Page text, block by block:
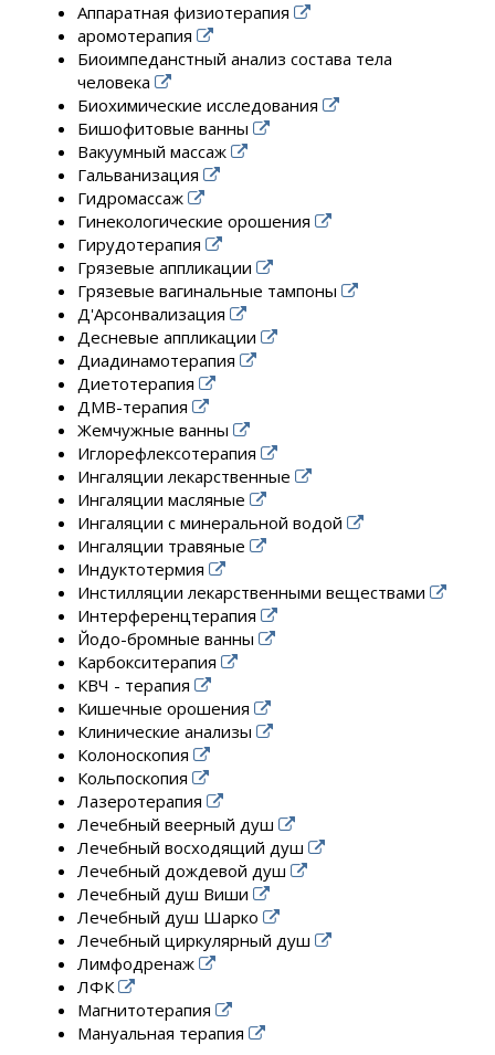
Аппаратная физиотерапия
аромотерапия
Биоимпеданстный анализ состава тела
человека
Биохимические исследования
Бишофитовые ванны
Вакуумный массаж
Гальванизация
Гидромассаж
Гинекологические орошения
Гирудотерапия
Грязевые аппликации
Грязевые вагинальные тампоны
Д'Арсонвализация
Десневые аппликации
Диадинамотерапия
Диетотерапия
ДМВ-терапия
Жемчужные ванны
Иглорефлексотерапия
Ингаляции лекарственные
Ингаляции масляные
Ингаляции с минеральной водой
Ингаляции травяные
Индуктотермия
Инстилляции лекарственными веществами
Интерференцтерапия
Йодо-бромные ванны
Карбокситерапия
КВЧ - терапия
Кишечные орошения
Клинические анализы
Колоноскопия
Кольпоскопия
Лазеротерапия
Лечебный веерный душ
Лечебный восходящий душ
Лечебный дождевой душ
Лечебный душ Виши
Лечебный душ Шарко
Лечебный циркулярный душ
Лимфодренаж
ЛФК
Магнитотерапия
Мануальная терапия